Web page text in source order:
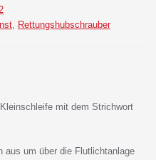
, Rettungshubschrauber
mit dem Strichwort
aus um über die Flutlichtanlage